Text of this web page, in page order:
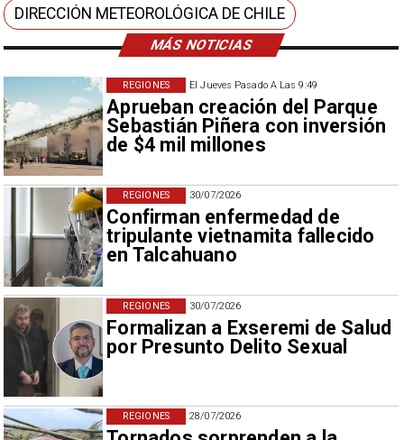
MÁS NOTICIAS
El Jueves Pasado A Las 9:49
Aprueban creación del Parque
Sebastián Piñera con inversión
de $4 mil millones
REGIONES
30/07/2026
Confirman enfermedad de
tripulante vietnamita fallecido
en Talcahuano
REGIONES
30/07/2026
Formalizan a Exseremi de Salud
por Presunto Delito Sexual
REGIONES
28/07/2026
REGIONES
DIRECCIÓN METEOROLÓGICA DE CHILE